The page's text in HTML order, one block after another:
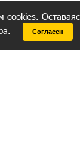
cookies.
Согласен